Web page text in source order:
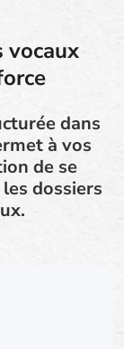
vocaux
dans
à vos
de se
dossiers